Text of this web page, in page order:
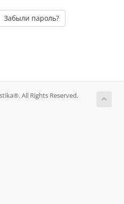
Забыли пароль?
All Rights Reserved.